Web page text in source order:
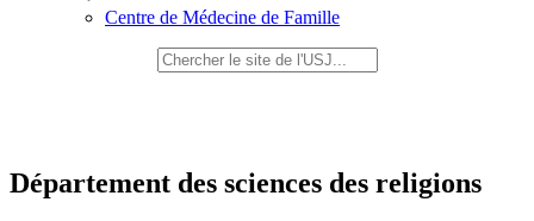
Centre de Médecine de Famille
Département des sciences des religions